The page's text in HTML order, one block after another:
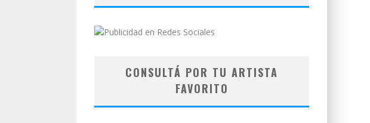
CONSULTÁ POR TU ARTISTA
FAVORITO